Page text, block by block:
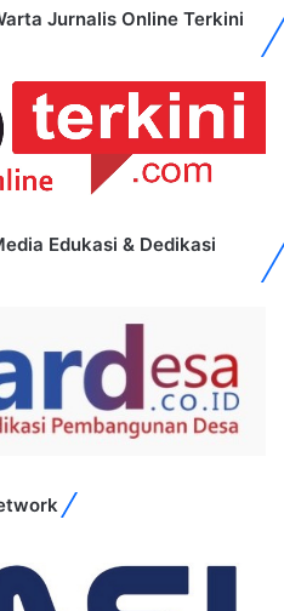
Jurnalis Online Terkini
Edukasi & Dedikasi